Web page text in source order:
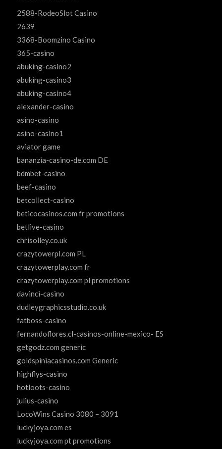
2588-RodeoSlot Casino
2639
3368-Boomzino Casino
365-casino
abuking-casino2
abuking-casino3
abuking-casino4
alexander-casino
asino-casino
asino-casino1
aviator game
bananzia-casino-de.com DE
bdmbet-casino
beef-casino
betcollect-casino
beticocasinos.com fr promotions
betlive-casino
chrisolley.co.uk
crazytowerpl.com PL
crazytowerplay.com fr
crazytowerplay.com pl promotions
davinci-casino
dudleygraphicsstudio.co.uk
fatboss-casino
fernandoflores.cl-casinos-online-mexico- ES
getgodz.com generic
goldspiniacasinos.com Generic
highflys-casino
hotloots-casino
julius-casino
LocoWins Casino 3080 – 3091
luckyjoya.com es
luckyjoya.com pt promotions